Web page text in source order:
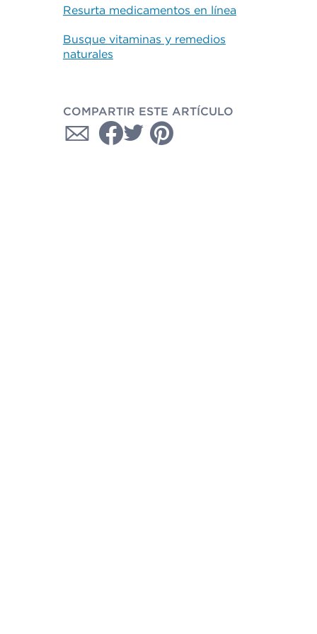
Resurta medicamentos en línea
Busque vitaminas y remedios
naturales
COMPARTIR ESTE ARTÍCULO